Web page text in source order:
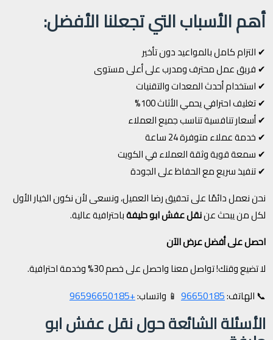
أهم الأسباب التي تجعلنا الأفضل:
✔ التزام كامل بالمواعيد دون تأخير
✔ فريق عمل محترف ومدرب على أعلى مستوى
✔ استخدام أحدث المعدات والتقنيات
✔ تغليف احترافي يحمي الأثاث 100%
✔ أسعار تنافسية تناسب جميع العملاء
✔ خدمة عملاء متوفرة 24 ساعة
✔ سمعة قوية وثقة العملاء في الكويت
✔ تنفيذ سريع مع الحفاظ على الجودة
نحن نعمل دائمًا على تحقيق رضا العميل، ونسعى لأن نكون الخيار الأول
لكل من يبحث عننقل عفش ابو حليفةباحترافية عالية.
احصل على أفضل عرض الآن
لا تضيع وقتك! تواصل معنا واحصل على خصم 30% وخدمة احترافية.
📞 الهاتف:96650185 📱 واتساب:+96596650185
الأسئلة الشائعة حول نقل عفش ابو